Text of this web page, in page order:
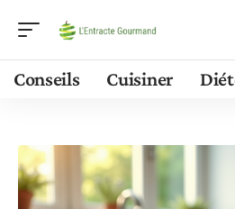
Conseils Cuisiner